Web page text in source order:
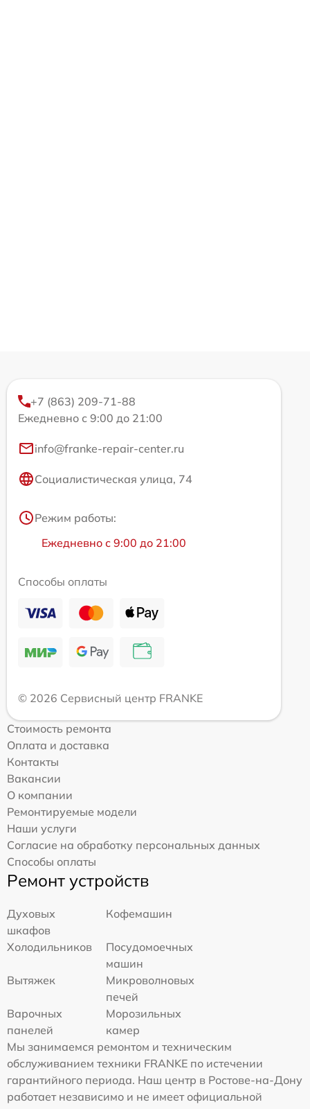
+7 (863) 209-71-88
Ежедневно с 9:00 до 21:00
info@franke-repair-center.ru
Социалистическая улица, 74
Режим работы:
Ежедневно с 9:00 до 21:00
Способы оплаты
© 2026 Сервисный центр FRANKE
Стоимость ремонта
Оплата и доставка
Контакты
Вакансии
О компании
Ремонтируемые модели
Наши услуги
Согласие на обработку персональных данных
Способы оплаты
Ремонт устройств
Духовых
шкафов
Кофемашин
Холодильников
Посудомоечных
машин
Вытяжек
Микроволновых
печей
Варочных
панелей
Морозильных
камер
Мы занимаемся ремонтом и техническим
обслуживанием техники FRANKE по истечении
гарантийного периода. Наш центр в Ростове-на-Дону
работает независимо и не имеет официальной